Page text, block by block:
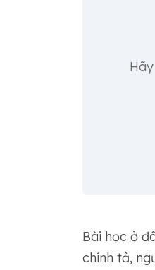
Bài học ở
chính tả,